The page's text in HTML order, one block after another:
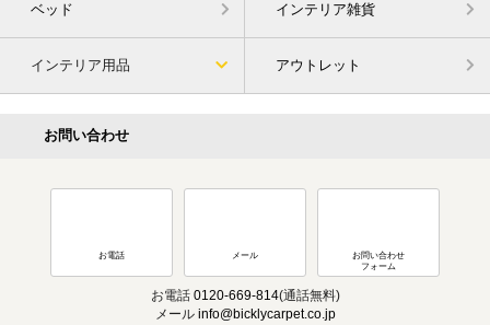
ベッド インテリア雑貨
インテリア用品 アウトレット
お問い合わせ
お電話 メール
お問い合わせ
フォーム
お電話 0120-669-814(通話無料)
メール info@bicklycarpet.co.jp